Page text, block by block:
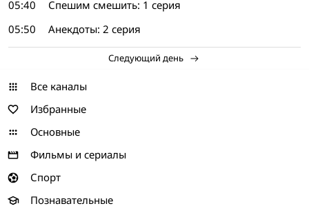
05:40
Спешим смешить: 1 серия
05:50
Анекдоты: 2 серия
Следующий день
Все каналы
Избранные
Основные
Фильмы и сериалы
Спорт
Познавательные